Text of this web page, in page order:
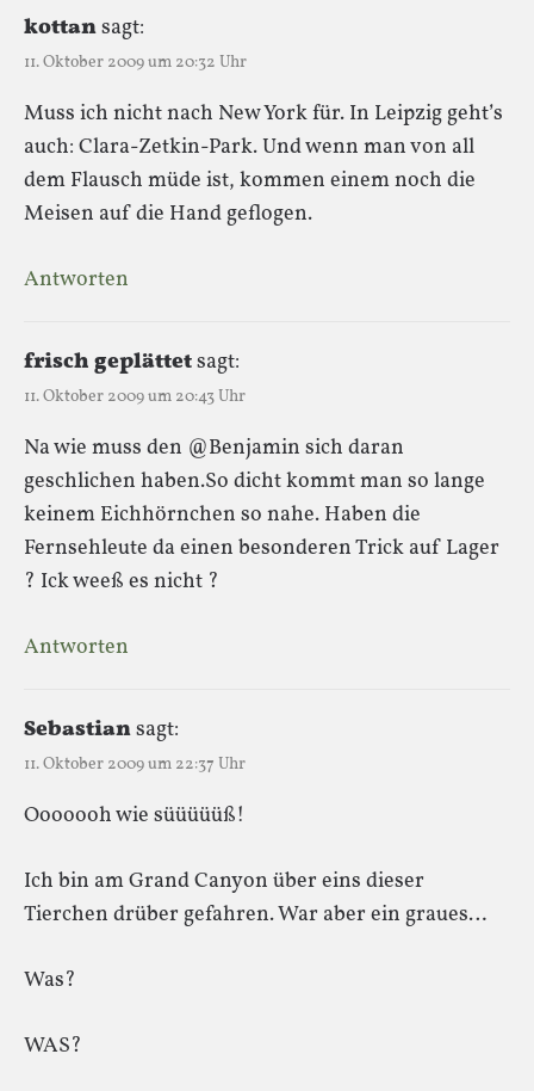
kottansagt:
11. Oktober 2009 um 20:32 Uhr
Muss ich nicht nach New York für. In Leipzig geht’s
auch: Clara-Zetkin-Park. Und wenn man von all
dem Flausch müde ist, kommen einem noch die
Meisen auf die Hand geflogen.
Antworten
frisch geplättetsagt:
11. Oktober 2009 um 20:43 Uhr
Na wie muss den @Benjamin sich daran
geschlichen haben.So dicht kommt man so lange
keinem Eichhörnchen so nahe. Haben die
Fernsehleute da einen besonderen Trick auf Lager
? Ick weeß es nicht ?
Antworten
Sebastiansagt:
11. Oktober 2009 um 22:37 Uhr
Ooooooh wie süüüüüß!
Ich bin am Grand Canyon über eins dieser
Tierchen drüber gefahren. War aber ein graues…
Was?
WAS?